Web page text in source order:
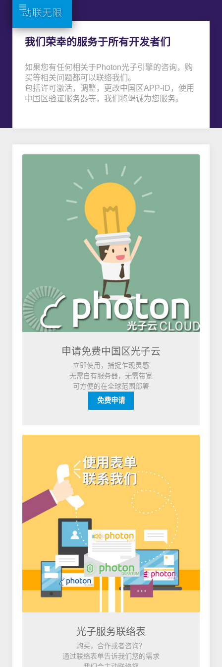
我们荣幸的服务于所有开发者们
如果您有任何相关于Photon光子引擎的咨询，购
买等相关问题都可以联络我们。
包括许可激活，调整，更改中国区APP-ID，使用
中国区验证服务器等，我们将竭诚为您服务。
申请免费中国区光子云
立即使用，捕捉乍现灵感
无需自有服务器，无需带宽
可方便的在全球范围部署
免费申请
光子服务联络表
购买，合作或者咨询？
通过联络表单告诉我们您的需求